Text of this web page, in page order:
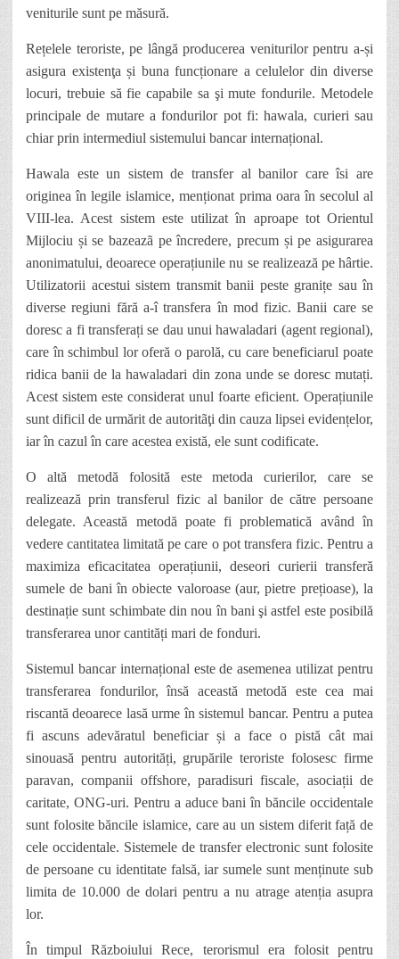
veniturile sunt pe măsură.
Rețelele teroriste, pe lângă producerea veniturilor pentru a-și
asigura existenţa și buna funcționare a celulelor din diverse
locuri, trebuie să fie capabile sa şi mute fondurile. Metodele
principale de mutare a fondurilor pot fi: hawala, curieri sau
chiar prin intermediul sistemului bancar internațional.
Hawala este un sistem de transfer al banilor care îsi are
originea în legile islamice, menționat prima oara în secolul al
VIII-lea. Acest sistem este utilizat în aproape tot Orientul
Mijlociu și se bazeazã pe încredere, precum și pe asigurarea
anonimatului, deoarece operațiunile nu se realizează pe hârtie.
Utilizatorii acestui sistem transmit banii peste granițe sau în
diverse regiuni fără a-î transfera în mod fizic. Banii care se
doresc a fi transferați se dau unui hawaladari (agent regional),
care în schimbul lor oferă o parolă, cu care beneficiarul poate
ridica banii de la hawaladari din zona unde se doresc mutați.
Acest sistem este considerat unul foarte eficient. Operațiunile
sunt dificil de urmărit de autoritãţi din cauza lipsei evidențelor,
iar în cazul în care acestea există, ele sunt codificate.
O altă metodă folosită este metoda curierilor, care se
realizează prin transferul fizic al banilor de către persoane
delegate. Această metodă poate fi problematică având în
vedere cantitatea limitată pe care o pot transfera fizic. Pentru a
maximiza eficacitatea operațiunii, deseori curierii transferă
sumele de bani în obiecte valoroase (aur, pietre prețioase), la
destinație sunt schimbate din nou în bani şi astfel este posibilă
transferarea unor cantități mari de fonduri.
Sistemul bancar internațional este de asemenea utilizat pentru
transferarea fondurilor, însă această metodă este cea mai
riscantă deoarece lasă urme în sistemul bancar. Pentru a putea
fi ascuns adevăratul beneficiar și a face o pistă cât mai
sinouasă pentru autorități, grupările teroriste folosesc firme
paravan, companii offshore, paradisuri fiscale, asociații de
caritate, ONG-uri. Pentru a aduce bani în băncile occidentale
sunt folosite băncile islamice, care au un sistem diferit față de
cele occidentale. Sistemele de transfer electronic sunt folosite
de persoane cu identitate falsă, iar sumele sunt menținute sub
limita de 10.000 de dolari pentru a nu atrage atenția asupra
lor.
În timpul Războiului Rece, terorismul era folosit pentru